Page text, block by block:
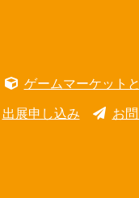
ゲームマーケット
出展申し込み お